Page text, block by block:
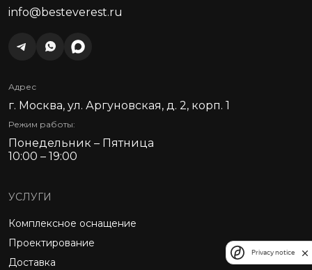
info@besteverest.ru
Адрес
г. Москва, ул. Аргуновская, д. 2, корп. 1
Режим работы:
Понедельник – Пятница
10:00 – 19:00
УСЛУГИ
Комплексное оснащение
Проектирование
Доставка
Privacy notice